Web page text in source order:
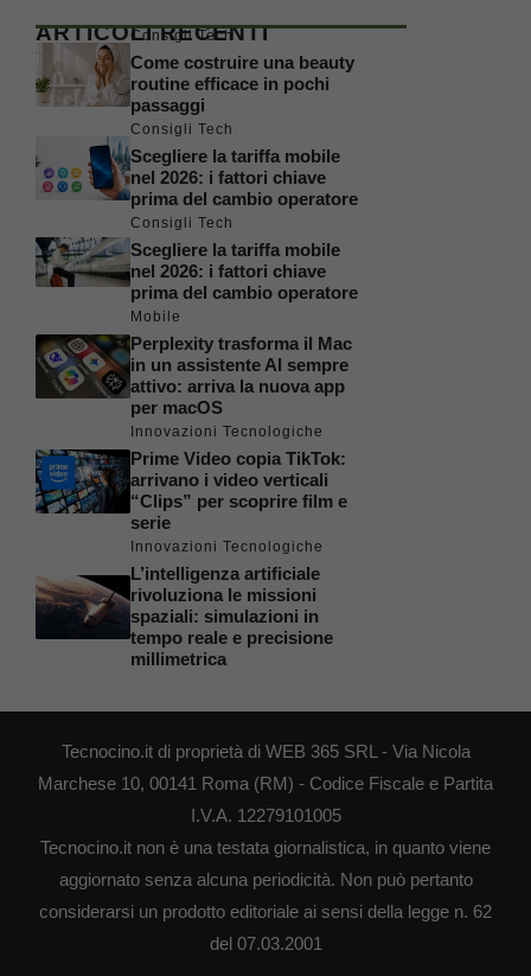
ARTICOLI RECENTI
Consigli Tech
Come costruire una beauty
routine efficace in pochi
passaggi
Consigli Tech
Scegliere la tariffa mobile
nel 2026: i fattori chiave
prima del cambio operatore
Consigli Tech
Scegliere la tariffa mobile
nel 2026: i fattori chiave
prima del cambio operatore
Mobile
Perplexity trasforma il Mac
in un assistente AI sempre
attivo: arriva la nuova app
per macOS
Innovazioni Tecnologiche
Prime Video copia TikTok:
arrivano i video verticali
“Clips” per scoprire film e
serie
Innovazioni Tecnologiche
L’intelligenza artificiale
rivoluziona le missioni
spaziali: simulazioni in
tempo reale e precisione
millimetrica
Tecnocino.it di proprietà di WEB 365 SRL - Via Nicola
Marchese 10, 00141 Roma (RM) - Codice Fiscale e Partita
I.V.A. 12279101005
Tecnocino.it non è una testata giornalistica, in quanto viene
aggiornato senza alcuna periodicità. Non può pertanto
considerarsi un prodotto editoriale ai sensi della legge n. 62
del 07.03.2001